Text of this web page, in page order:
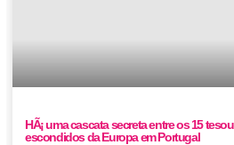
HÃ¡ uma cascata secreta entre os 15
escondidos da Europa em Portugal